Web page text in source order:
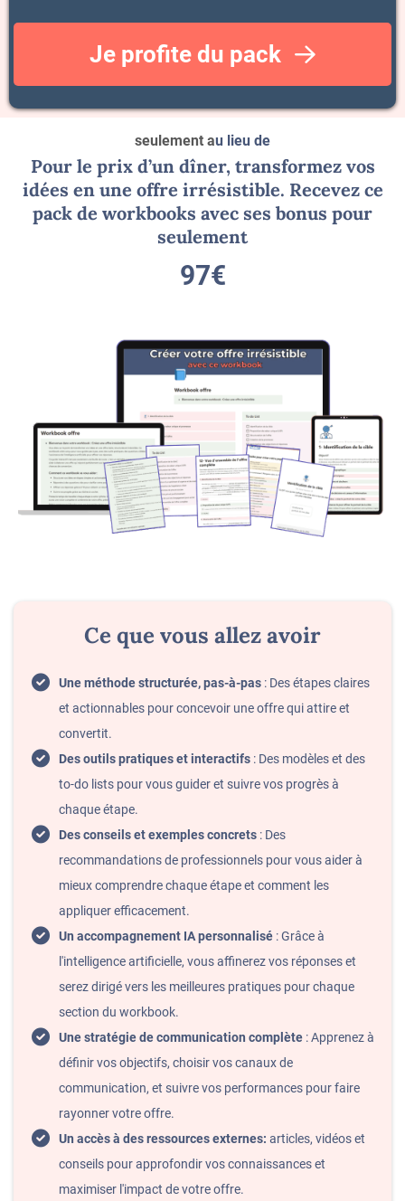
Je profite du pack
seulement au lieu de
Pour le prix d’un dîner, transformez vos
idées en une offre irrésistible. Recevez ce
pack de workbooks avec ses bonus pour
seulement
97€
Ce que vous allez avoir
Une méthode structurée, pas-à-pas : Des étapes claires
et actionnables pour concevoir une offre qui attire et
convertit.
Des outils pratiques et interactifs : Des modèles et des
to-do lists pour vous guider et suivre vos progrès à
chaque étape.
Des conseils et exemples concrets : Des
recommandations de professionnels pour vous aider à
mieux comprendre chaque étape et comment les
appliquer efficacement.
Un accompagnement IA personnalisé : Grâce à
l'intelligence artificielle, vous affinerez vos réponses et
serez dirigé vers les meilleures pratiques pour chaque
section du workbook.
Une stratégie de communication complète : Apprenez à
définir vos objectifs, choisir vos canaux de
communication, et suivre vos performances pour faire
rayonner votre offre.
Un accès à des ressources externes: articles, vidéos et
conseils pour approfondir vos connaissances et
maximiser l'impact de votre offre.